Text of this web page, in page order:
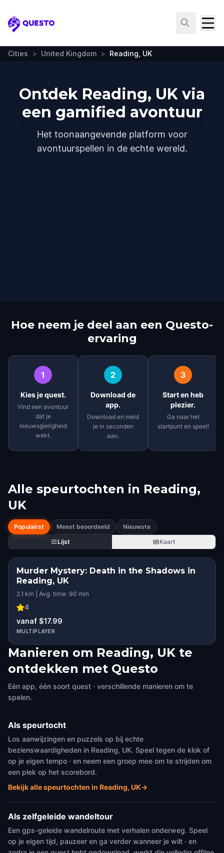
Questo
Cities > United Kingdom > Reading, UK
Ontdek Reading, UK via
een gamified avontuur
Het toonaangevende platform voor
avontuurspellen in de echte wereld.
Hoe neem je deel aan een Questo-
ervaring
1
Kies je quest.
Vind een avontuur
dat je
nieuwsgierigheid
wekt.
2
Download de
app.
Download en meld
je in seconden
aan.
3
Start en heb
plezier.
Ga naar het
startpunt en speel!
Alle speurtochten in Reading,
UK
Populairst Meest beoordeeld
Nieuwste
Lijst
Kaart
Murder Mystery: Death in the Shadows in
Reading, UK
2.1 km | Avg. time: 90 min
4
vanaf $17.99
MULTIPLAYER
Manieren om Reading, UK te
ontdekken met Questo
Eén app, één soort quest · verschillende manieren om te
spelen.
Als speurtocht
Los aanwijzingen en puzzels op bij echte
bezienswaardigheden in Reading, UK. Speel tegen de klok of
op je eigen tempo · en neem een groep mee om te strijden om
een plek op het scorebord.
Bekijk alle speurtochten in Reading, UK→
Als zelfgeleide wandeltour
Een gps-geleide wandelroute met verhalen onderweg. Speel
op je eigen tijd, pauzeer en ga verder wanneer je wilt · en